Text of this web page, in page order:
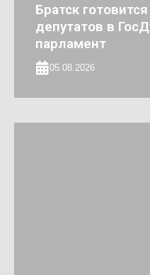
Братск
депутатов в
парламент
05.08.2026